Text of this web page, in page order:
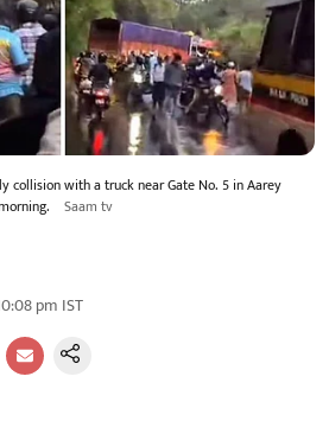
collision with a truck near Gate No. 5 in Aarey
Saam tv
pm IST